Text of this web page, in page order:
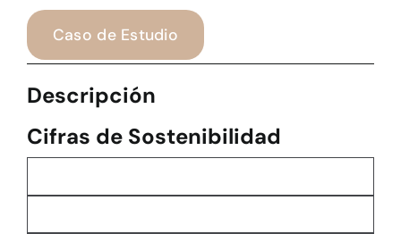
Caso de Estudio
Descripción
Cifras de Sostenibilidad